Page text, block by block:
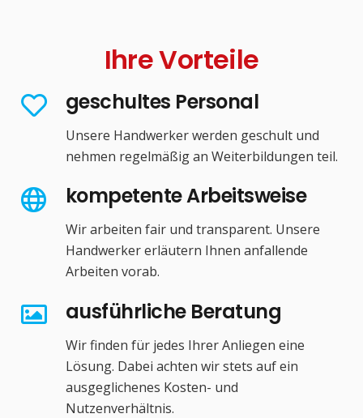
Ihre Vorteile
geschultes Personal
Unsere Handwerker werden geschult und
nehmen regelmäßig an Weiterbildungen teil.
kompetente Arbeitsweise
Wir arbeiten fair und transparent. Unsere
Handwerker erläutern Ihnen anfallende
Arbeiten vorab.
ausführliche Beratung
Wir finden für jedes Ihrer Anliegen eine
Lösung. Dabei achten wir stets auf ein
ausgeglichenes Kosten- und
Nutzenverhältnis.